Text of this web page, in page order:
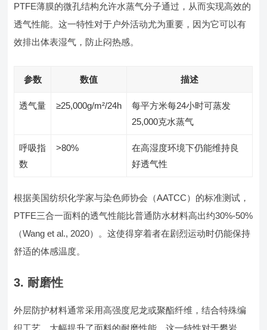
PTFE薄膜的微孔结构允许水蒸气分子通过，从而实现高效的
透气性能。这一特性对于户外活动尤为重要，因为它可以有
效排出体表湿气，防止闷热感。
参数 数值 描述
透气量 ≥25,000g/m²/24h
每平方米每24小时可蒸发
25,000克水蒸气
呼吸指
数
>80%
在高湿度环境下仍能维持良
好透气性
根据美国纺织化学家与染色师协会（AATCC）的标准测试，
PTFE三合一面料的透气性能比普通防水材料高出约30%-50%
（Wang et al., 2020）。这使得穿着者在剧烈运动时仍能保持
舒适的体感温度。
3. 耐磨性
外层防护材料通常采用高强度尼龙或聚酯纤维，结合特殊编
织工艺，大幅提升了面料的耐磨性能。这一特性对于攀岩、